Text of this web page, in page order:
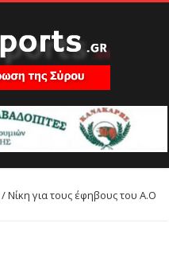
/Νίκη για τους έφηβους του Α.Ο